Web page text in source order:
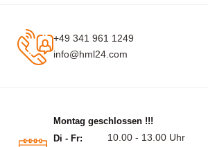
+49 341 961 1249
info@hml24.com
Montag geschlossen !!!
Di - Fr:
10.00 - 13.00 Uhr